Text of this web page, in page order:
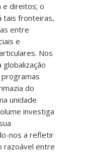
e direitos; o
tais fronteiras,
entre
e
Nos
do
unidade
investiga
nos a refletir
razoável entre